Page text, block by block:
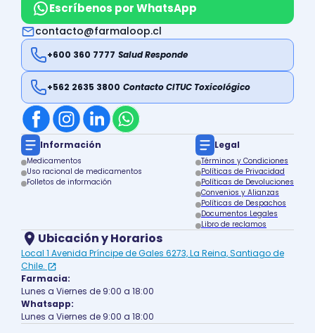
Escríbenos por WhatsApp
contacto@farmaloop.cl
+600 360 7777 Salud Responde
+562 2635 3800 Contacto CITUC Toxicológico
Información
Medicamentos
Uso racional de medicamentos
Folletos de información
Legal
Términos y Condiciones
Políticas de Privacidad
Políticas de Devoluciones
Convenios y Alianzas
Políticas de Despachos
Documentos Legales
Libro de reclamos
Ubicación y Horarios
Local 1 Avenida Príncipe de Gales 6273, La Reina, Santiago de
Chile.
Farmacia:
Lunes a Viernes de 9:00 a 18:00
Whatsapp:
Lunes a Viernes de 9:00 a 18:00